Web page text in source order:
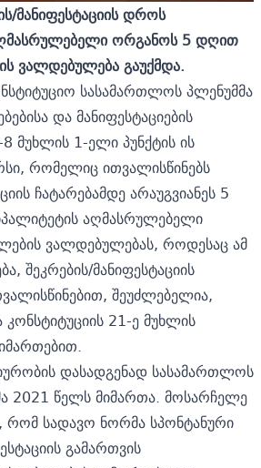
მანიფესტაციის დროს
ორგანოს 5 დღით
ვალდებულება გაუქმდა.
სასამართლოს პლენუმმა
და მანიფესტაციების
8 მუხლის 1-ელი პუნქტის ის
რომელიც ითვალისწინებს
ჩატარებამდე არაუგვიანეს 5
აღმასრულებელი
ვალდებულებას, როდესაც ამ
შეკრების/მანიფესტაციის
შეუძლებელია,
21-ე მუხლის
დასადგენად სასამართლოს
2021 წელს მიმართა. მოსარჩელე
რომ სადავო ნორმა სპონტანური
გამართვის